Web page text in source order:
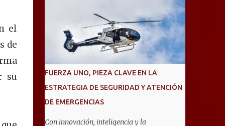
el
de
su
internacional RoboRAVE 2026, a realizarse
en julio en Silicon Valley, California, donde
competirán con jóvenes de todo el mundo. Su
pase lo obtuvieron en RoboRAVE México
2025, en Puerto Vallarta, tras destacar por su
precisión, creatividad y habilidades en
programación, diseño de prototipos y
trabajo en equipo. Divididos en cinco
equipos, participarán en la categoría Fast
FUERZA UNO, PIEZA CLAVE EN LA
ESTRATEGIA DE SEGURIDAD Y ATENCIÓN
DE EMERGENCIAS
Con innovación, inteligencia y la